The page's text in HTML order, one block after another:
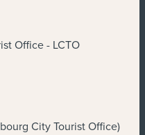
Office - LCTO
City Tourist Office)